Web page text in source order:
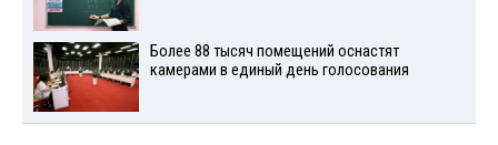
Более 88 тысяч помещений оснастят
камерами в единый день голосования